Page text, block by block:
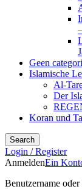
Geen
Islamische
Al-
Der
Koran und
Search
Login / Register
AnmeldenEin
Benutzername